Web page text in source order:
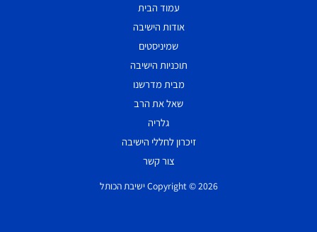
עמוד הבית
אודות הישיבה
שמיניסטים
תוכניות הישיבה
מבית מדרשנו
שאל את הרב
גלריה
זיכרון לחללי הישיבה
צור קשר
Copyright © 2026 ישיבת הכותל